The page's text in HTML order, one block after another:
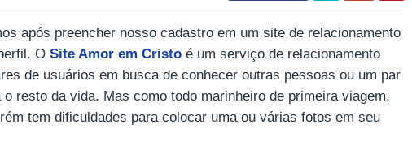
após preencher nosso cadastro em um site de relacionamento
O Site Amor em Cristoé um serviço de relacionamento
de usuários em busca de conhecer outras pessoas ou um par
resto da vida. Mas como todo marinheiro de primeira viagem,
tem dificuldades para colocar uma ou várias fotos em seu